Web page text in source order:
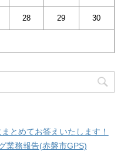
28 29 30
とめてお答えいたします！
業務報告(赤磐市GPS)